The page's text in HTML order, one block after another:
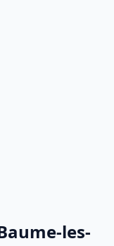
les-